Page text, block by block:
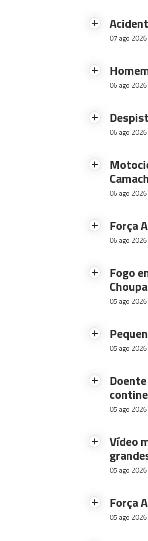
07 ago 2026
06 ago 2026
06 ago 2026
06 ago 2026
Força
06 ago 2026
Fogo
05 ago 2026
05 ago 2026
05 ago 2026
Vídeo
05 ago 2026
Força
05 ago 2026